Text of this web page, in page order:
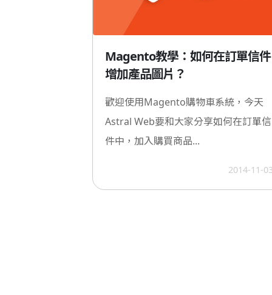
Magento教學：如何在訂單信件
增加產品圖片？
歡迎使用Magento購物車系統，今天
Astral Web要和大家分享如何在訂單信
件中，加入購買商品...
2014-11-